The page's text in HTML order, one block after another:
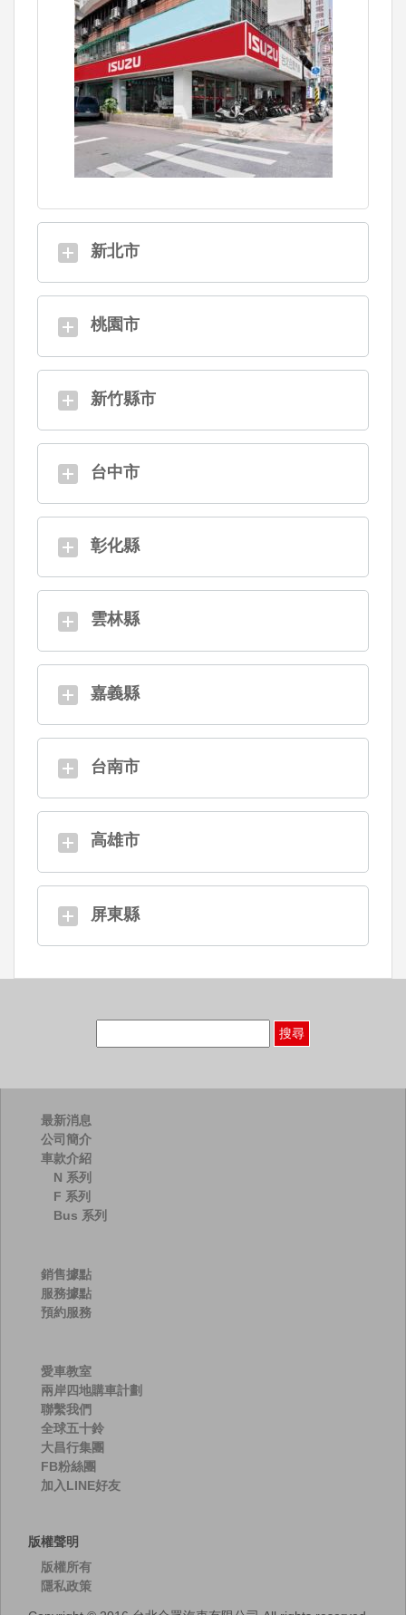
新北市
桃園市
新竹縣市
台中市
彰化縣
雲林縣
嘉義縣
台南市
高雄市
屏東縣
搜
關
最新消息
公司簡介
車款介紹
N 系列
F 系列
Bus 系列
銷售據點
服務據點
預約服務
愛車教室
兩岸四地購車計劃
聯繫我們
全球五十鈴
大昌行集團
FB粉絲團
加入LINE好友
版權聲明
版權所有
隱私政策